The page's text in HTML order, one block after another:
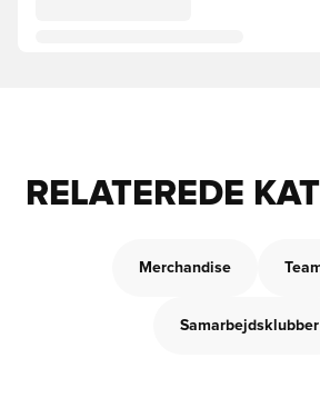
RELATEREDE
Merchandise
Samarbejdsklubber